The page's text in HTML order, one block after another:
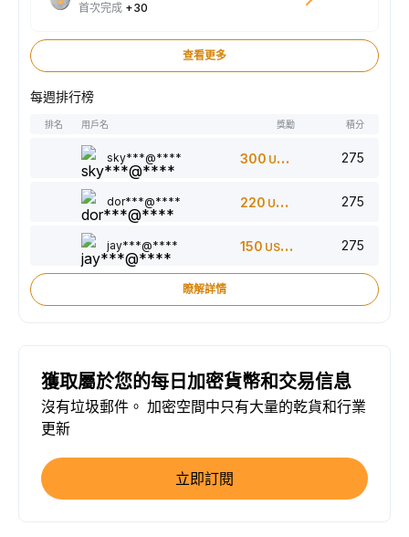
首次完成 +30
查看更多
每週排行榜
排名 用戶名 獎勵 積分
sky***@**** 300 USDT 275
dor***@**** 220 USDT 275
jay***@**** 150 USDT 275
瞭解詳情
獲取屬於您的每日加密貨幣和交易信息
沒有垃圾郵件。 加密空間中只有大量的乾貨和行業
更新
立即訂閱